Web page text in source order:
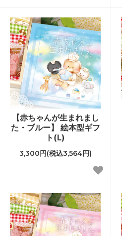
【赤ちゃんが生まれまし
た・ブルー】 絵本型ギフ
ト(L)
3,300円(税込3,564円)